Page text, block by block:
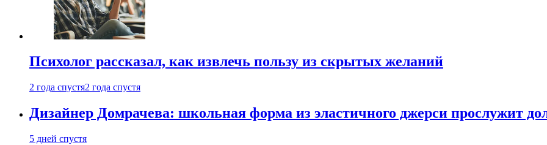
Психолог рассказал, как извлечь пользу из скрытых желаний
2 года спустя2 года спустя
Дизайнер Домрачева: школьная форма из эластичного джерси прослужит
5 дней спустя